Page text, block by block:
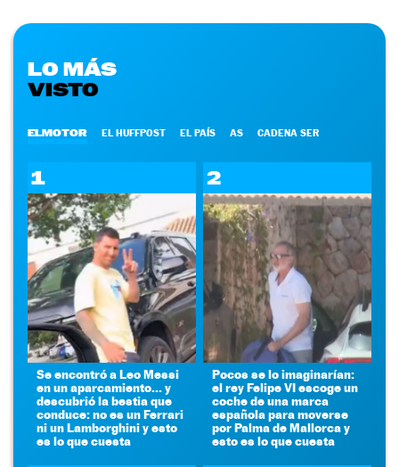
LO MÁS
VISTO
ELMOTOR EL HUFFPOST EL PAÍS AS CADENA SER
1
Se encontró a Leo Messi
en un aparcamiento... y
descubrió la bestia que
conduce: no es un Ferrari
ni un Lamborghini y esto
es lo que cuesta
2
Pocos se lo imaginarían:
el rey Felipe VI escoge un
coche de una marca
española para moverse
por Palma de Mallorca y
esto es lo que cuesta